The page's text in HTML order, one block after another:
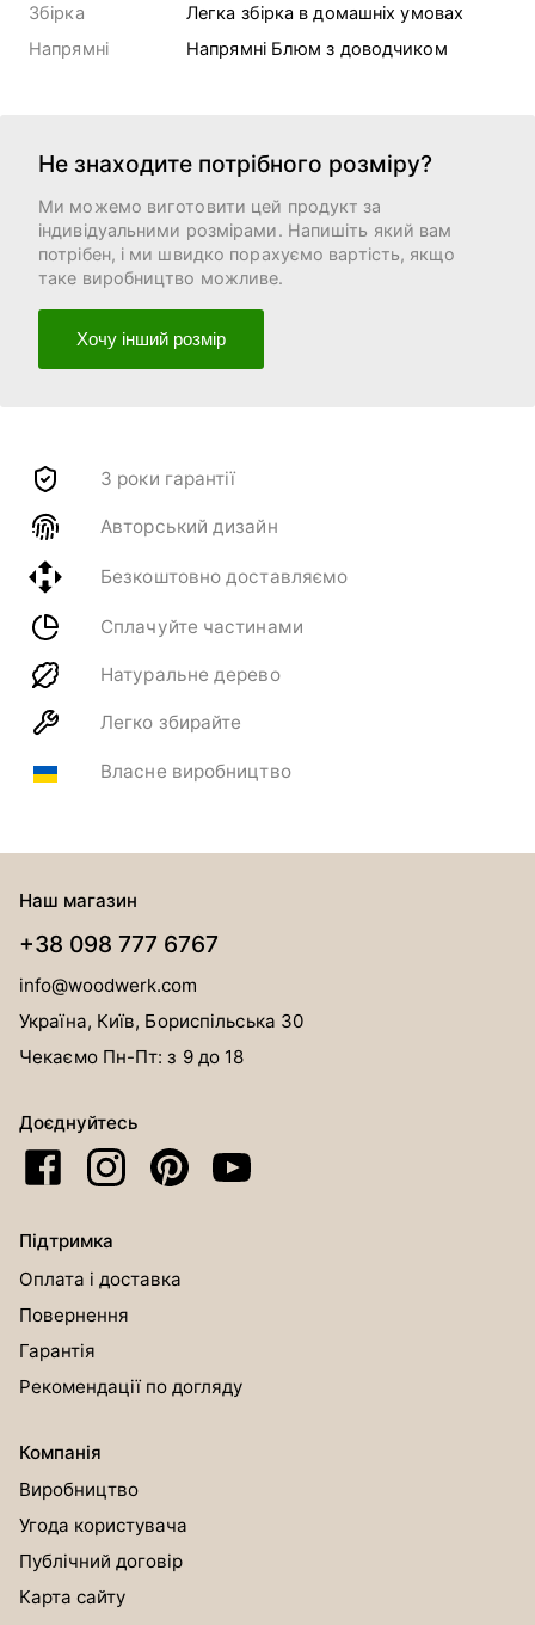
Збірка
Легка збірка в домашніх умовах
Напрямні
Напрямні Блюм з доводчиком
Не знаходите потрібного розміру?
Ми можемо виготовити цей продукт за
індивідуальними розмірами. Напишіть який вам
потрібен, і ми швидко порахуємо вартість, якщо
таке виробництво можливе.
Хочу інший розмір
3 роки гарантії
Авторський дизайн
Безкоштовно доставляємо
Сплачуйте частинами
Натуральне дерево
Легко збирайте
Власне виробництво
Наш магазин
+38 098 777 6767
info@woodwerk.com
Україна, Київ, Бориспільська 30
Чекаємо Пн-Пт: з 9 до 18
Доєднуйтесь
Підтримка
Оплата і доставка
Повернення
Гарантія
Рекомендації по догляду
Компанія
Виробництво
Угода користувача
Публічний договір
Карта сайту